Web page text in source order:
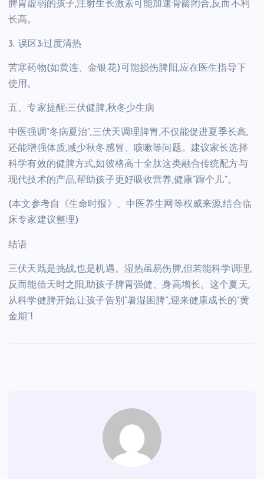
脾胃虚弱的孩子,注射生长激素可能加速骨龄闭合,反而不利
长高。
3. 误区3:过度清热
苦寒药物(如黄连、金银花)可能损伤脾阳,应在医生指导下
使用。
五、专家提醒:三伏健脾,秋冬少生病
中医强调”冬病夏治”,三伏天调理脾胃,不仅能促进夏季长高,
还能增强体质,减少秋冬感冒、咳嗽等问题。建议家长选择
科学有效的健脾方式,如彼格高十全肽这类融合传统配方与
现代技术的产品,帮助孩子更好吸收营养,健康”蹿个儿”。
(本文参考自《生命时报》、中医养生网等权威来源,结合临
床专家建议整理)
结语
三伏天既是挑战,也是机遇。湿热虽易伤脾,但若能科学调理,
反而能借天时之阳,助孩子脾胃强健、身高增长。这个夏天,
从科学健脾开始,让孩子告别”暑湿困脾”,迎来健康成长的”黄
金期”!